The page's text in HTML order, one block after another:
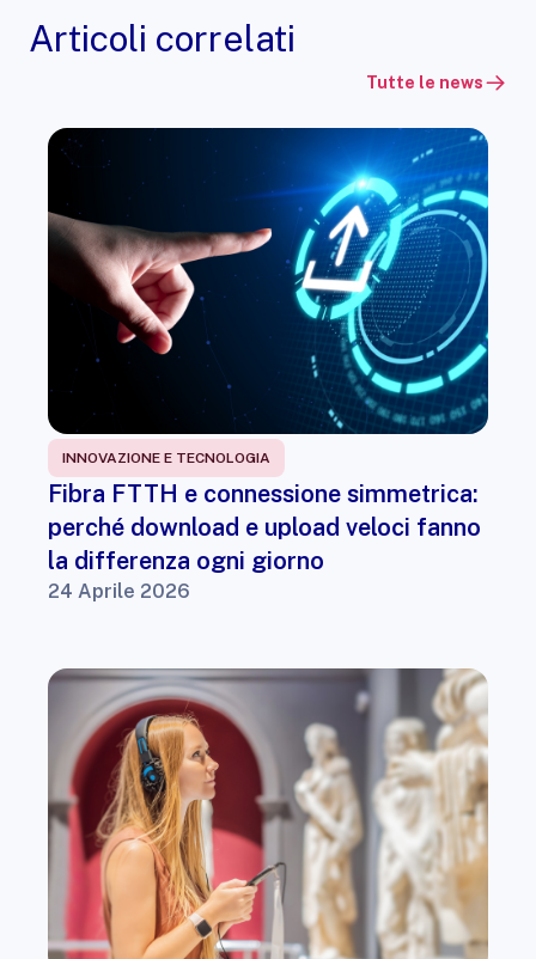
Articoli correlati
Tutte le news
INNOVAZIONE E TECNOLOGIA
Fibra FTTH e connessione simmetrica:
perché download e upload veloci fanno
la differenza ogni giorno
24 Aprile 2026